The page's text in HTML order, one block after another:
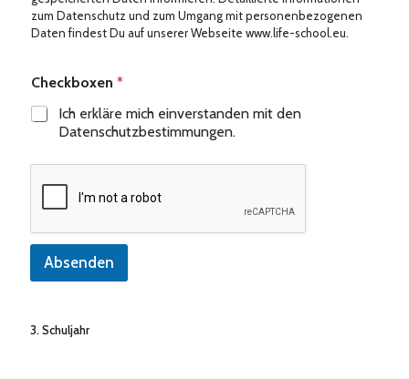
zum Datenschutz und zum Umgang mit personenbezogenen
Daten findest Du auf unserer Webseite www.life-school.eu.
Checkboxen *
Ich erkläre mich einverstanden mit den
Datenschutzbestimmungen.
Absenden
3. Schuljahr